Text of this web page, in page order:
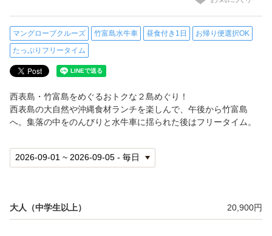
【カヌー・SUP・幻の島】石垣島出発 川＆マリンアクティビティ
【0歳参加OK】子連れでも安心な自然体験
ゆったり午後発
人気ランキング
ご案内
マングローブクルーズ 竹富島水牛車 昼食付き1日
お帰り便選択OK
たっぷりフリータイム
西表島・竹富島をめぐるおトクな２島めぐり！
西表島の大自然や沖縄食材ランチを楽しんで、午後から竹富島
へ。集落の中をのんびりと水牛車に揺られた後はフリータイム。
大人（中学生以上） 20,900円